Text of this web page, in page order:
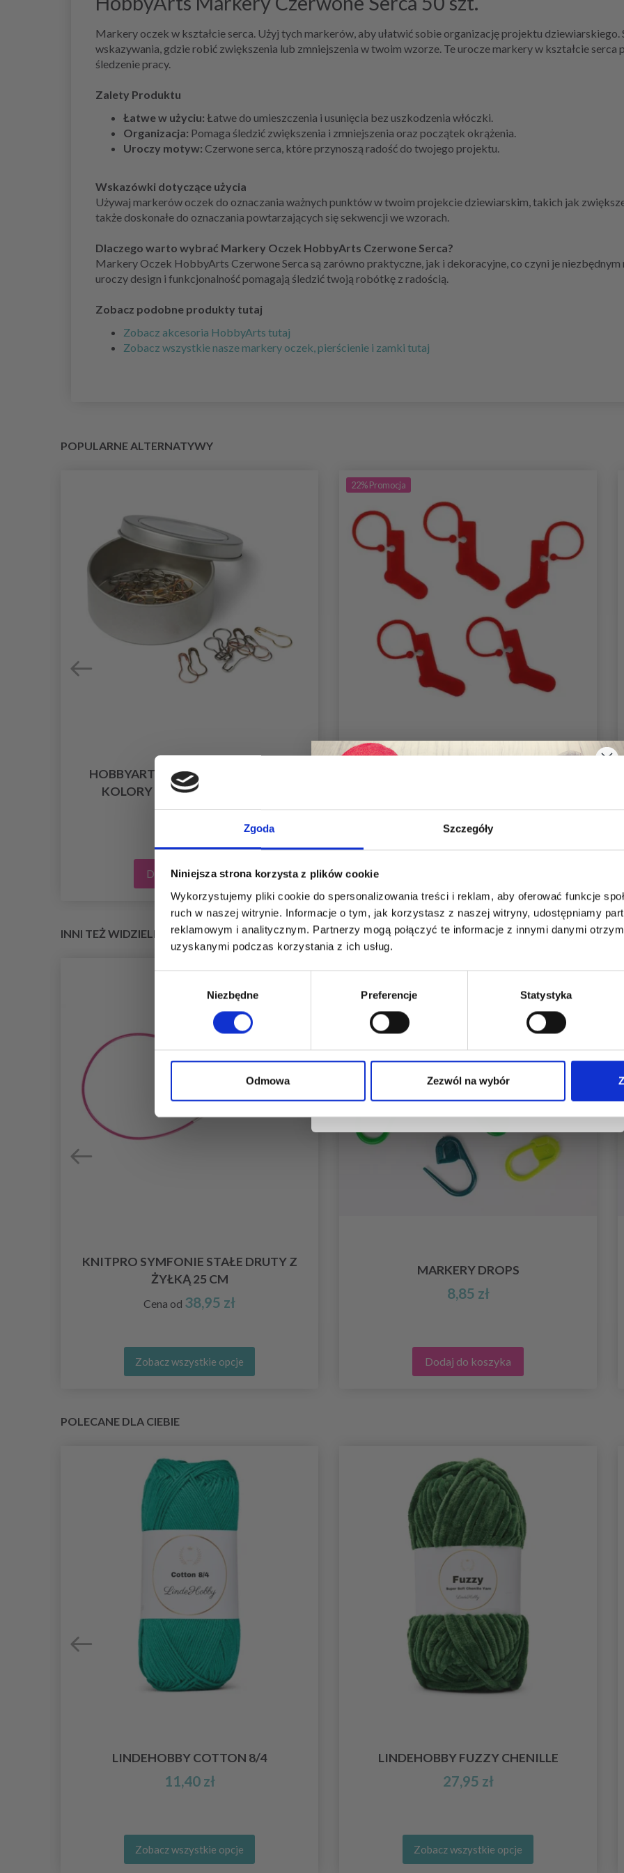
Zgoda Szczegóły
Niniejsza strona korzysta z plików cookie
Wykorzystujemy pliki cookie do spersonalizowania treści i reklam, aby oferować funkcje
ruch w naszej witrynie. Informacje o tym, jak korzystasz z naszej witryny, udostępniamy
reklamowym i analitycznym. Partnerzy mogą połączyć te informacje z innymi danymi
uzyskanymi podczas korzystania z ich usług.
Niezbędne Preferencje Statystyka
Odmowa Zezwól na wybór
Markery oczek w kształcie serca. Użyj tych markerów, aby ułatwić sobie organizację projektu dziewiarskiego.
wskazywania, gdzie robić zwiększenia lub zmniejszenia w twoim wzorze. Te urocze markery w kształcie
śledzenie pracy.
Zalety Produktu
Łatwe w użyciu: Łatwe do umieszczenia i usunięcia bez uszkodzenia włóczki.
Organizacja: Pomaga śledzić zwiększenia i zmniejszenia oraz początek okrążenia.
Uroczy motyw: Czerwone serca, które przynoszą radość do twojego projektu.
Wskazówki dotyczące użycia
Używaj markerów oczek do oznaczania ważnych punktów w twoim projekcie dziewiarskim, takich jak
także doskonałe do oznaczania powtarzających się sekwencji we wzorach.
Dlaczego warto wybrać Markery Oczek HobbyArts Czerwone Serca?
Markery Oczek HobbyArts Czerwone Serca są zarówno praktyczne, jak i dekoracyjne, co czyni je
uroczy design i funkcjonalność pomagają śledzić twoją robótkę z radością.
Zobacz podobne produkty tutaj
Zobacz akcesoria HobbyArts tutaj
Zobacz wszystkie nasze markery oczek, pierścienie i zamki tutaj
POPULARNE ALTERNATYWY
HOBBYARTS MARKERY DO HAFTU,
KOLORY METALICZNE, 25 SZT.
17,95 zł
Dodaj do koszyka
22%Promocja
12,80 zł
INNI TEŻ WIDZIELI
KNITPRO SYMFONIE STAŁE DRUTY Z
ŻYŁKĄ 25 CM
Cena od 38,95 zł
Zobacz wszystkie opcje
MARKERY DROPS
8,85 zł
Dodaj do koszyka
POLECANE DLA CIEBIE
LINDEHOBBY COTTON 8/4
11,40 zł
Zobacz wszystkie opcje
LINDEHOBBY FUZZY CHENILLE
27,95 zł
Zobacz wszystkie opcje
Oszczędź nawet do 50%
Stań się częścią naszej społeczności
miłośników włóczek i uzyskaj wyłączny
dostęp do inspirujących wzorów na druty i
Tak, zapisz mnie!
Nie, dziękuję